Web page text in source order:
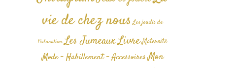
vie de chez nous Les jeudis de
l'éducation Les JumeauxLivre Maternité
Mode - Habillement - AccessoiresMon